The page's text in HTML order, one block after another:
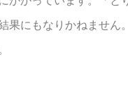
にもなりかねません